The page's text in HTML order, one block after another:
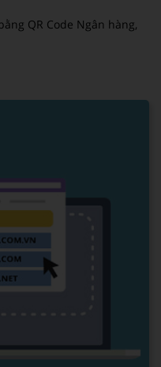
QR Code Ngân hàng,